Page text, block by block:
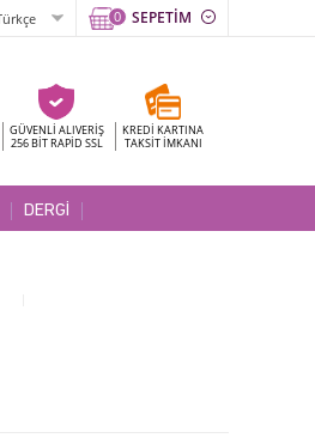
0 SEPETİM
GÜVENLİ ALIVERİŞ
256 BİT RAPİD SSL
KREDİ KARTINA
TAKSİT İMKANI
DERGİ